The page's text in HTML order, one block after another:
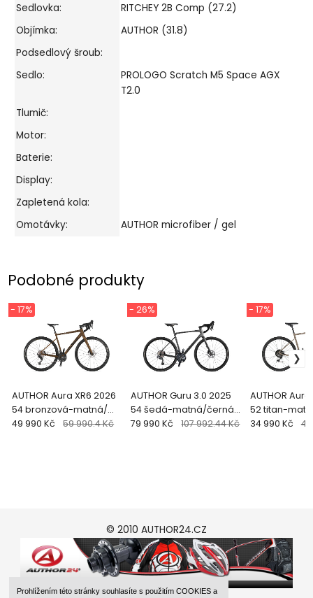
Prohlížením této stránky souhlasíte s použitím COOKIES a
Sedlovka:
RITCHEY 2B Comp (27.2)
Objímka:
AUTHOR (31.8)
Podsedlový šroub:
Sedlo:
PROLOGO Scratch M5 Space AGX
T2.0
Tlumič:
Motor:
Baterie:
Display:
Zapletená kola:
Omotávky:
AUTHOR microfiber / gel
Podobné produkty
AUTHOR Aura XR6 2026
54 bronzová-matná/
černá Gravel kolo
- 17%
49 990 Kč 59 990.4 Kč
AUTHOR Guru 3.0 2025
54 šedá-matná/černá
Gravel kolo
- 26%
79 990 Kč 107 992.44 Kč
AUTHOR
52 titan-
Gravel kolo
- 17%
34 990 Kč 41
© 2010 AUTHOR24.CZ